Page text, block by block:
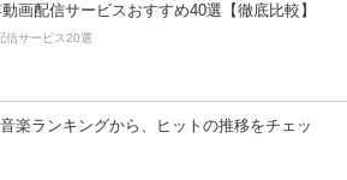
画配信サービスおすすめ40選【徹底比較】
信サービス20選
楽ランキングから、ヒットの推移をチェッ